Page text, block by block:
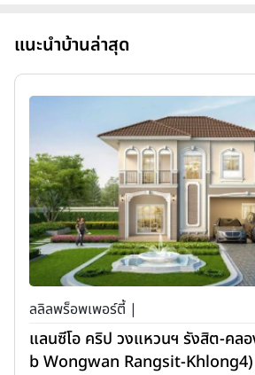
แนะนำบ้านล่าสุด
ลลิลพร็อพเพอร์ตี้ |
แลนซีโอ คริป วงแหวนฯ รังสิต-คล
b Wongwan Rangsit-Khlong4)